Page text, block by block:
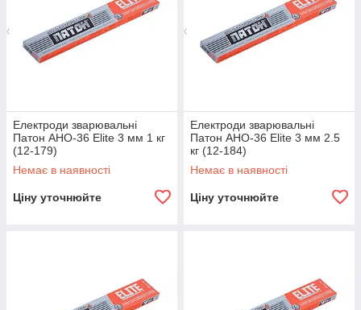
Електроди зварювальні
Патон АНО-36 Elite 3 мм 1 кг
(12-179)
Немає в наявності
Ціну уточнюйте
Електроди зварювальні
Патон АНО-36 Elite 3 мм 2.5
кг (12-184)
Немає в наявності
Ціну уточнюйте